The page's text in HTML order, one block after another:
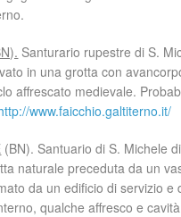
Santurario rupestre di S.
in una grotta con
affrescato medievale.
www.faicchio.galtiterno.it/
(BN). Santuario di S. Michele
naturale preceduta da un
da un edificio di servizio e
qualche affresco e